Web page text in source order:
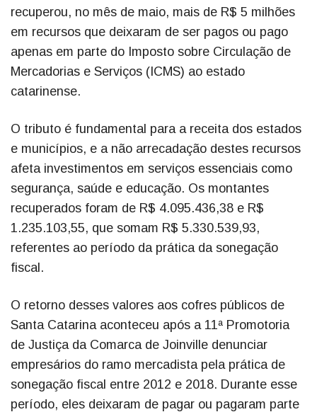
recuperou, no mês de maio, mais de R$ 5 milhões
em recursos que deixaram de ser pagos ou pago
apenas em parte do Imposto sobre Circulação de
Mercadorias e Serviços (ICMS) ao estado
catarinense.
O tributo é fundamental para a receita dos estados
e municípios, e a não arrecadação destes recursos
afeta investimentos em serviços essenciais como
segurança, saúde e educação. Os montantes
recuperados foram de R$ 4.095.436,38 e R$
1.235.103,55, que somam R$ 5.330.539,93,
referentes ao período da prática da sonegação
fiscal.
O retorno desses valores aos cofres públicos de
Santa Catarina aconteceu após a 11ª Promotoria
de Justiça da Comarca de Joinville denunciar
empresários do ramo mercadista pela prática de
sonegação fiscal entre 2012 e 2018. Durante esse
período, eles deixaram de pagar ou pagaram parte